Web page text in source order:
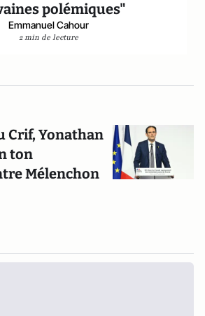
polémiques"
Emmanuel Cahour
2 min de lecture
Crif, Yonathan
ton
Mélenchon